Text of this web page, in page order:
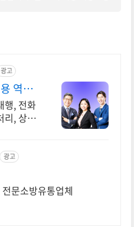
광고
역할
행, 전화
리, 상황
광고
문소방유통업체